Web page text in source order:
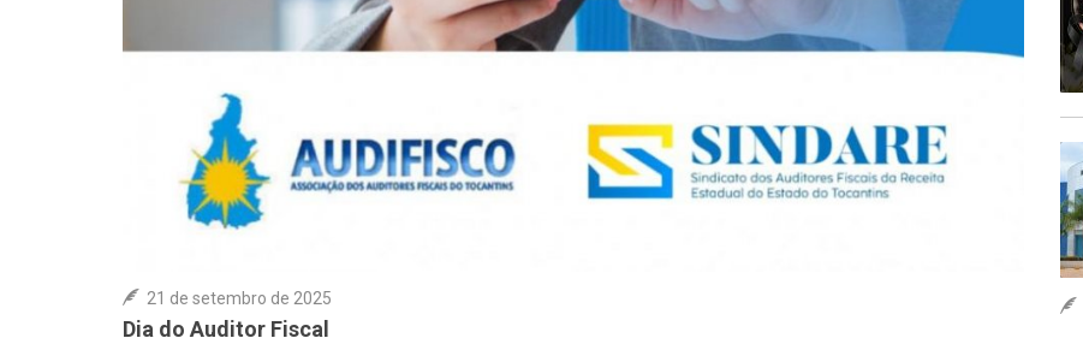
21 de setembro de 2025
Dia do Auditor Fiscal